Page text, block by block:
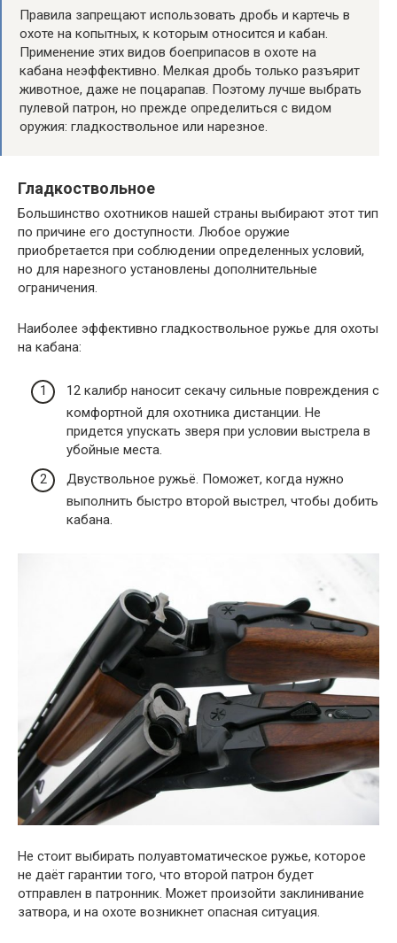
Правила запрещают использовать дробь и картечь в
охоте на копытных, к которым относится и кабан.
Применение этих видов боеприпасов в охоте на
кабана неэффективно. Мелкая дробь только разъярит
животное, даже не поцарапав. Поэтому лучше выбрать
пулевой патрон, но прежде определиться с видом
оружия: гладкоствольное или нарезное.
Гладкоствольное
Большинство охотников нашей страны выбирают этот тип
по причине его доступности. Любое оружие
приобретается при соблюдении определенных условий,
но для нарезного установлены дополнительные
ограничения.
Наиболее эффективно гладкоствольное ружье для охоты
на кабана:
12 калибр наносит секачу сильные повреждения с
комфортной для охотника дистанции. Не
придется упускать зверя при условии выстрела в
убойные места.
Двуствольное ружьё. Поможет, когда нужно
выполнить быстро второй выстрел, чтобы добить
кабана.
Не стоит выбирать полуавтоматическое ружье, которое
не даёт гарантии того, что второй патрон будет
отправлен в патронник. Может произойти заклинивание
затвора, и на охоте возникнет опасная ситуация.